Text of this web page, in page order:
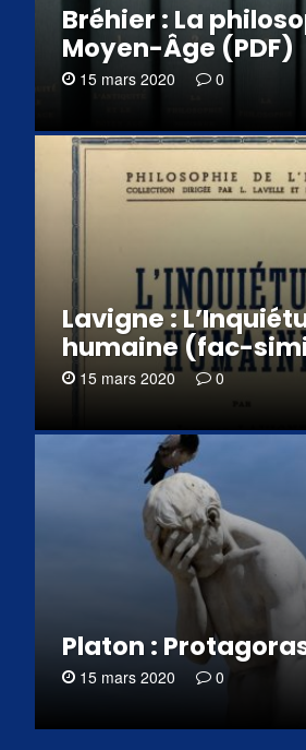
Bréhier : La
Moyen-Âge (PDF)
15 mars 2020 0
Lavigne :
humaine (fac-
15 mars 2020 0
Platon :
15 mars 2020 0